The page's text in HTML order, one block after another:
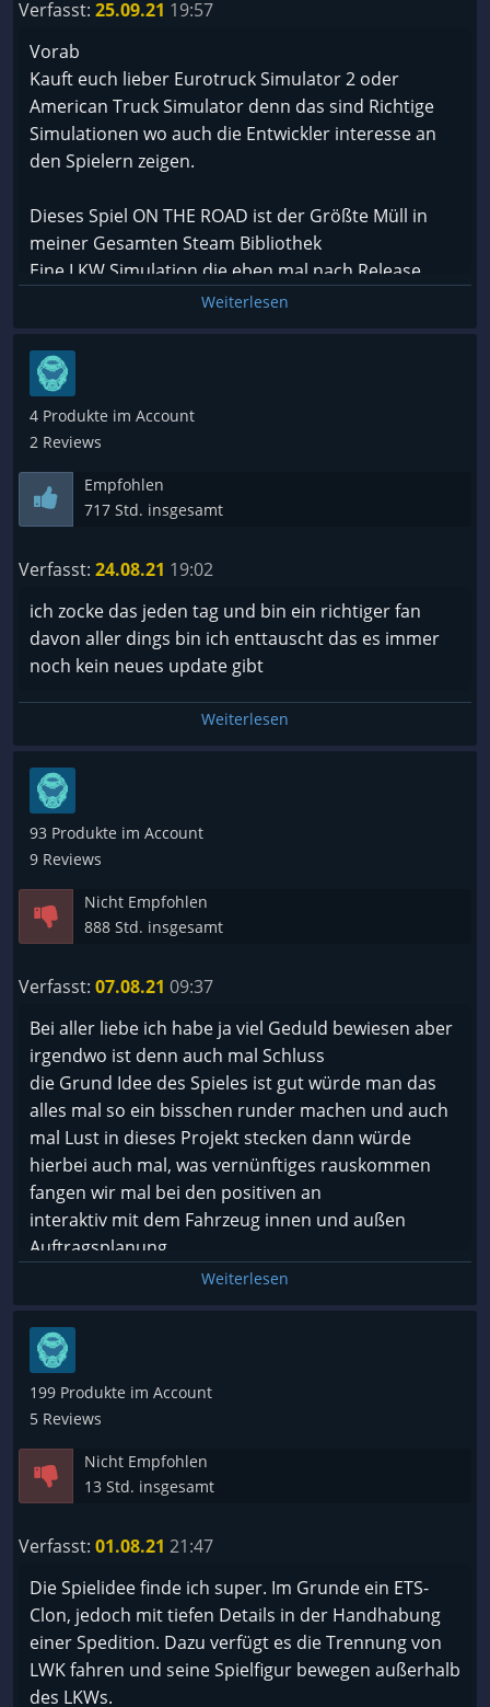
Verfasst: 25.09.21 19:57
Vorab
Kauft euch lieber Eurotruck Simulator 2 oder
American Truck Simulator denn das sind Richtige
Simulationen wo auch die Entwickler interesse an
den Spielern zeigen.
Dieses Spiel ON THE ROAD ist der Größte Müll in
meiner Gesamten Steam Bibliothek
Eine LKW Simulation die eben mal nach Release
nicht weiter bearbeitet und gefixt wird.Haufenweise
Spielfehler,keine neuen Inhalte,Bugs ohne ende und
Texturen die aussehen wie bei klassischen Trash
Games.
Ich habe das Spiel jetzt sehr lange und dem ganzen
mal mehrere Chancen gegeben weil ich Potenzial
Ich rate vom Kauf ab.
Hier geht es Aerosoft nicht um den Spieler und sein
bringen damit sie weiter Einnahmen haben
Ich werde diesen Entwickler den Rücken zukehren
und Kaufe kein Aerosoft Müll mehr.
Weiterlesen
4 Produkte im Account
2 Reviews
Empfohlen
717 Std. insgesamt
Verfasst: 24.08.21 19:02
ich zocke das jeden tag und bin ein richtiger fan
davon aller dings bin ich enttauscht das es immer
noch kein neues update gibt
Weiterlesen
93 Produkte im Account
9 Reviews
Nicht Empfohlen
888 Std. insgesamt
Verfasst: 07.08.21 09:37
Bei aller liebe ich habe ja viel Geduld bewiesen aber
irgendwo ist denn auch mal Schluss
die Grund Idee des Spieles ist gut würde man das
alles mal so ein bisschen runder machen und auch
mal Lust in dieses Projekt stecken dann würde
hierbei auch mal, was vernünftiges rauskommen
fangen wir mal bei den positiven an
interaktiv mit dem Fahrzeug innen und außen
Auftragsplanung
und so ein paar andere dinge
Negatives
Steuerung selbst mit einem Lenkrad schlecht bis
mittelmäßig (Verwendet wurde ein Fanatec)
Sobald der reifen ein Stück von der Straße
abkommt, schaden da teilweise die Straßen, über
orten besonders gut sichtbar
Ständige Spielabstürze crash crash fühle mich hier
schon auf den Autoscooter so oft wie es hier bumst
(kein Hardwareproblem des PCs)
Weiterlesen
199 Produkte im Account
5 Reviews
Nicht Empfohlen
13 Std. insgesamt
Verfasst: 01.08.21 21:47
Die Spielidee finde ich super. Im Grunde ein ETS-
Clon, jedoch mit tiefen Details in der Handhabung
einer Spedition. Dazu verfügt es die Trennung von
LWK fahren und seine Spielfigur bewegen außerhalb
des LKWs.